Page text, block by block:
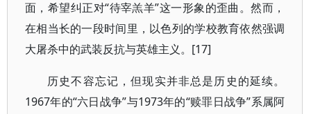
面，希望纠正对“待宰羔羊”这一形象的歪曲。然而，
在相当长的一段时间里，以色列的学校教育依然强调
大屠杀中的武装反抗与英雄主义。[17]
历史不容忘记，但现实并非总是历史的延续。
1967年的“六日战争”与1973年的“赎罪日战争”系属阿